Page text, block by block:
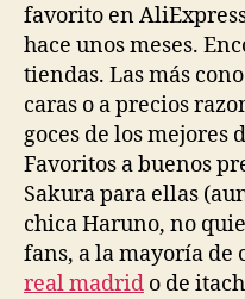
favorito en
hace unos meses.
tiendas. Las más
caras o a precios
goces de los mejores
Favoritos a buenos
Sakura para ellas
chica Haruno, no
fans, a la mayoría de
real madrid o de